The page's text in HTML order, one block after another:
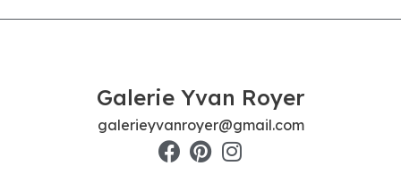
Galerie Yvan Royer
galerieyvanroyer@gmail.com